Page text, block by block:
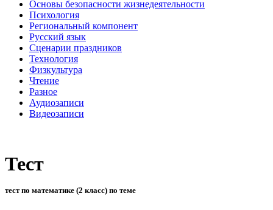
Основы безопасности жизнедеятельности
Психология
Региональный компонент
Русский язык
Сценарии праздников
Технология
Физкультура
Чтение
Разное
Аудиозаписи
Видеозаписи
Тест
тест по математике (2 класс) по теме